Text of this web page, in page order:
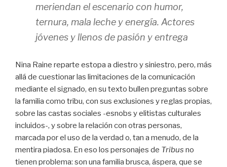
meriendan el escenario con humor,
ternura, mala leche y energía. Actores
jóvenes y llenos de pasión y entrega
Nina Raine reparte estopa a diestro y siniestro, pero, más
allá de cuestionar las limitaciones de la comunicación
mediante el signado, en su texto bullen preguntas sobre
la familia como tribu, con sus exclusiones y reglas propias,
sobre las castas sociales -esnobs y elitistas culturales
incluidos-, y sobre la relación con otras personas,
marcada por el uso de la verdad o, tan a menudo, de la
mentira piadosa. En eso los personajes de Tribus no
tienen problema: son una familia brusca, áspera, que se